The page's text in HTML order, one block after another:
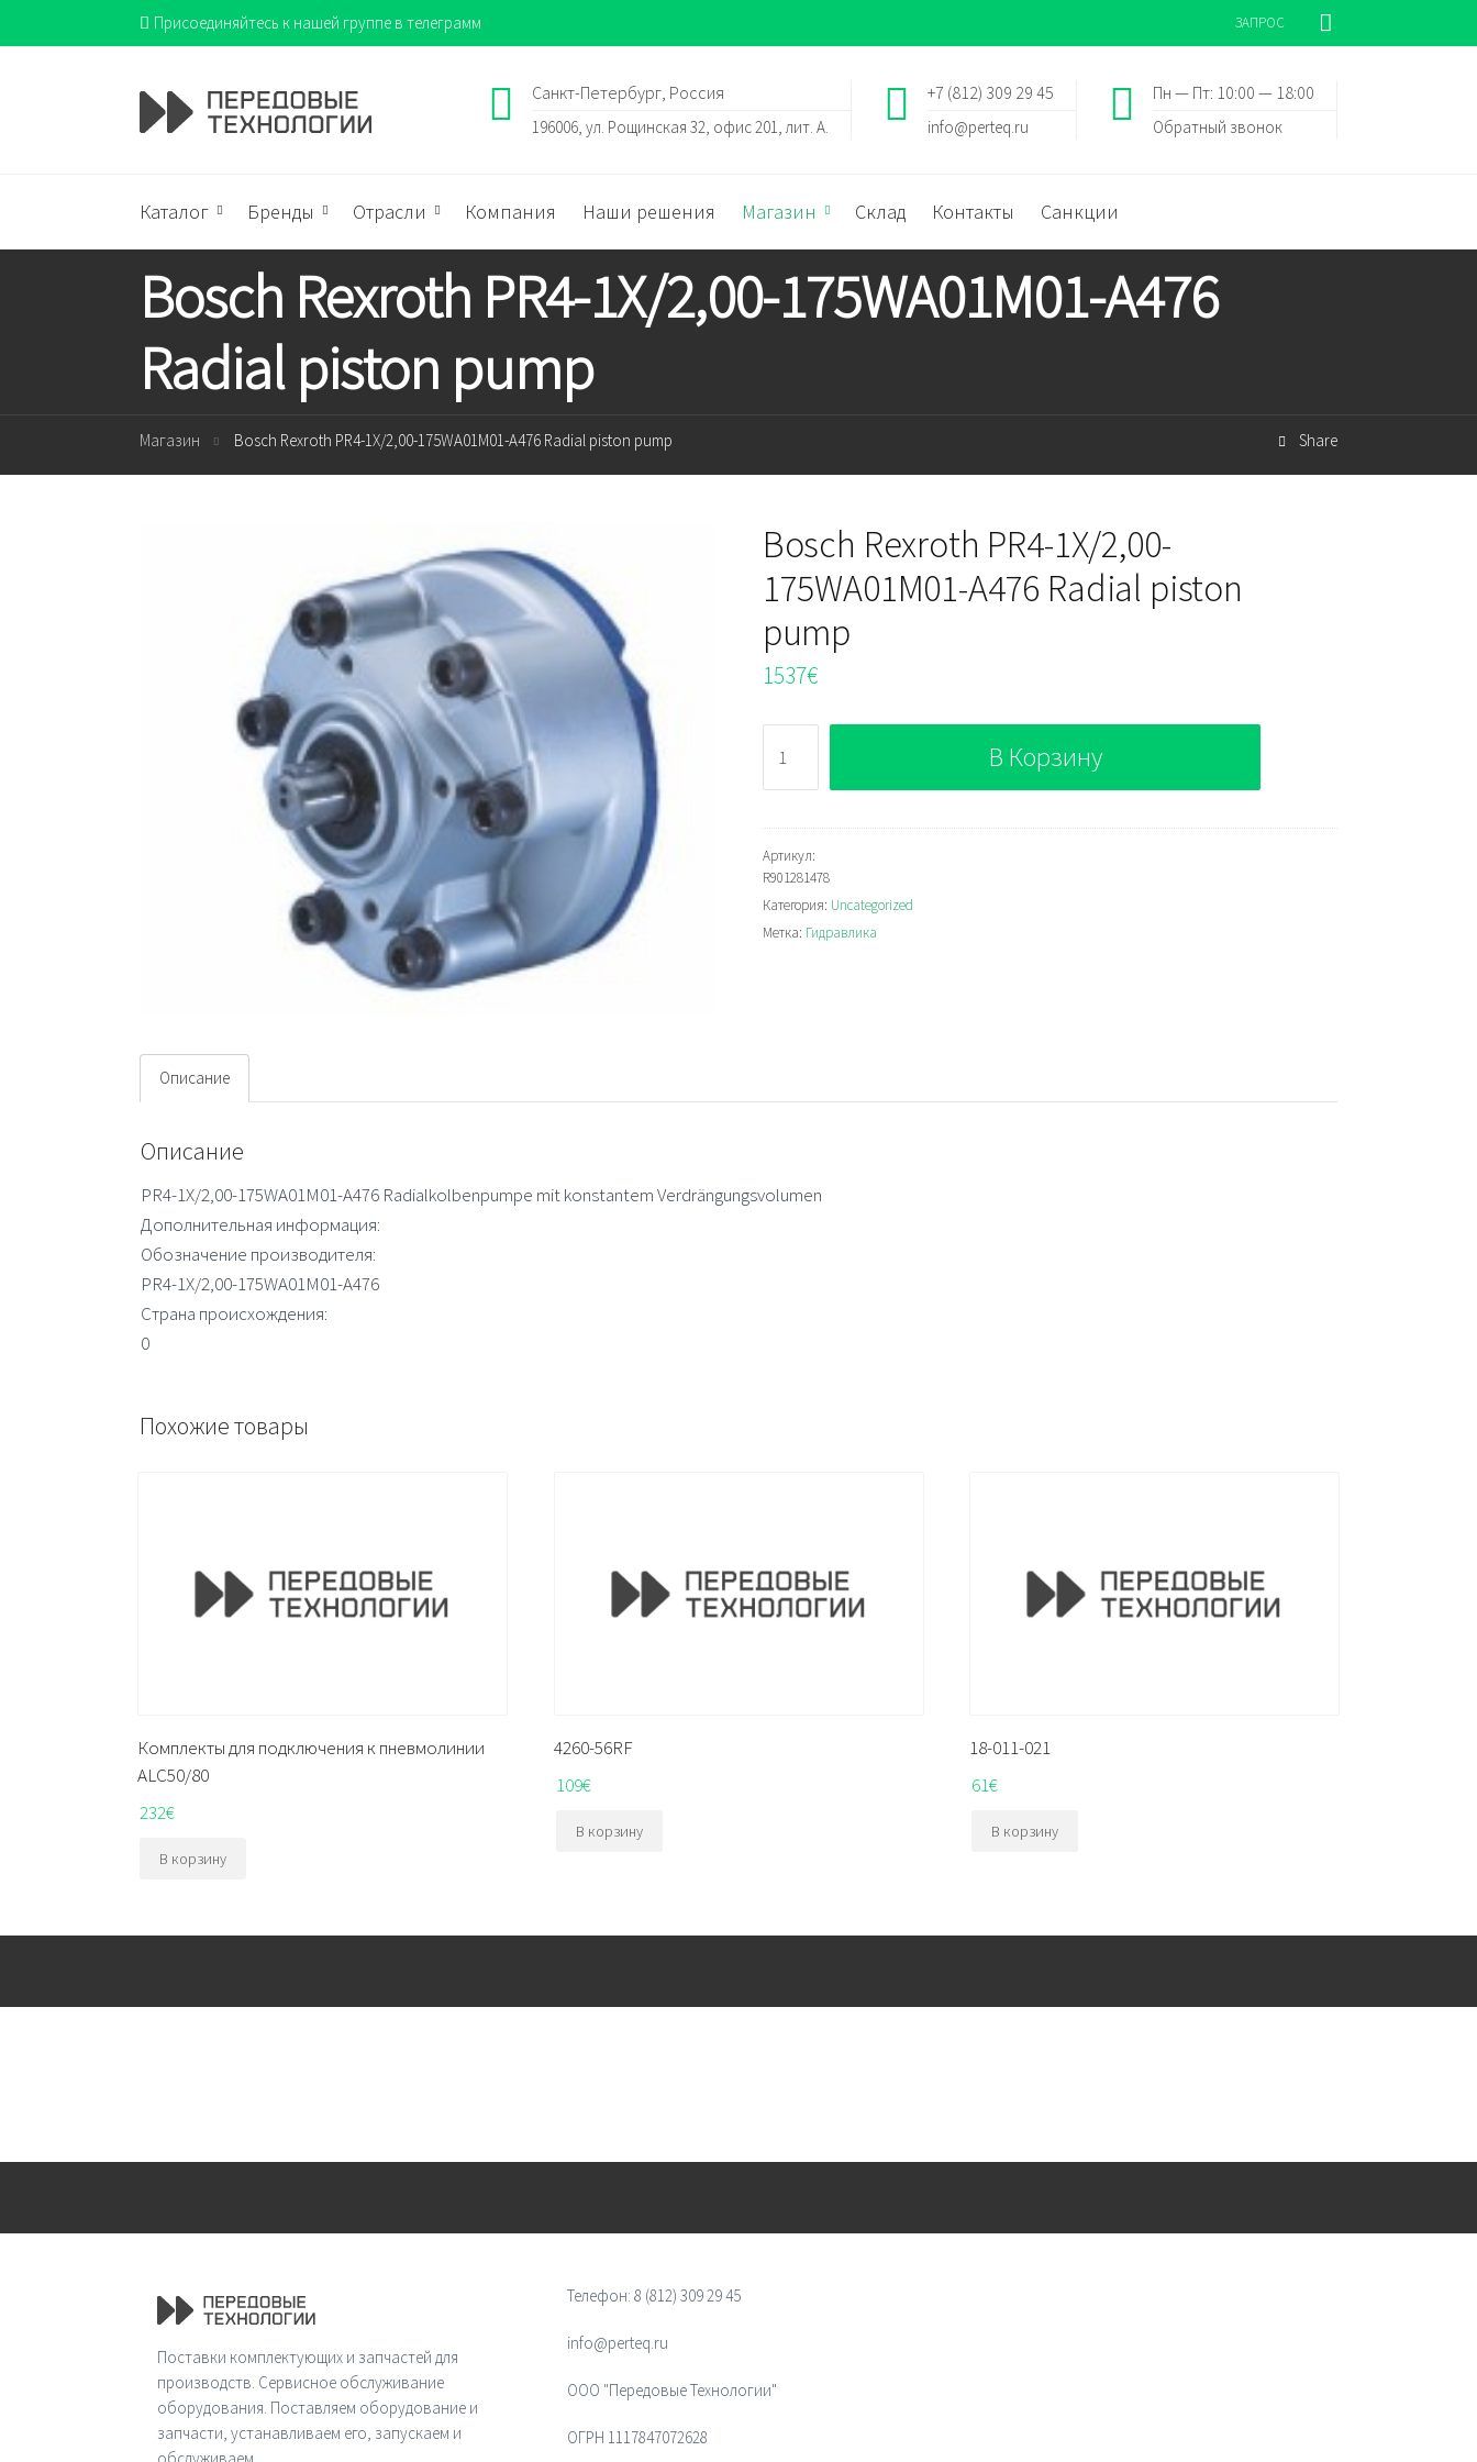
Присоединяйтесь к нашей группе в телеграмм ЗАПРОС
Пн — Пт: 10:00 — 18:00
Обратный звонок
+7 (812) 309 29 45
info@perteq.ru
Санкт-Петербург, Россия
196006, ул. Рощинская 32, офис 201, лит. А.
Каталог Бренды Отрасли Компания Наши решения Магазин Склад Контакты Санкции
Bosch Rexroth PR4-1X/2,00-175WA01M01-A476
Radial piston pump
Магазин Bosch Rexroth PR4-1X/2,00-175WA01M01-A476 Radial piston pump Share
Bosch Rexroth PR4-1X/2,00-
175WA01M01-A476 Radial piston
pump
1537€
Bosch
Rexroth
PR4-
1X/2,00-
175WA01M01-
A476
Radial
В Корзину
Артикул:
R901281478
Категория: Uncategorized
Метка: Гидравлика
Описание
Описание
PR4-1X/2,00-175WA01M01-A476 Radialkolbenpumpe mit konstantem Verdrängungsvolumen
Дополнительная информация:
Обозначение производителя:
PR4-1X/2,00-175WA01M01-A476
Страна происхождения:
0
Похожие товары
Комплекты для подключения к пневмолинии
ALC50/80
232€
В корзину
4260-56RF
109€
В корзину
18-011-021
61€
В корзину
Поставки комплектующих и запчастей для
производств. Сервисное обслуживание
оборудования. Поставляем оборудование и
запчасти, устанавливаем его, запускаем и
Телефон: 8 (812) 309 29 45
info@perteq.ru
ООО "Передовые Технологии"
ОГРН 1117847072628